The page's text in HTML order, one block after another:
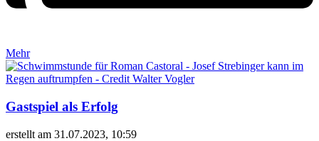
Mehr
Gastspiel als Erfolg
erstellt am 31.07.2023, 10:59